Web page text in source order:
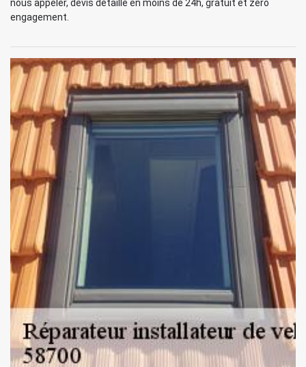
nous appeler, devis détaillé en moins de 24h, gratuit et zéro
engagement.